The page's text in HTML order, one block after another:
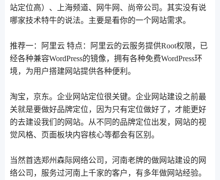
站定位高）、上海频道、网牛网、尚帝公司。其实没有说
哪家技术特牛的说法。主要是看你的一个网站需求。
推荐一：阿里云 特点：阿里云的云服务提供Root权限，已
经各种兼容WordPress的镜像，拥有各种免费WordPress环
境，为用户搭建网站提供各种便利。
淘宝，京东。企业网站定位很关键。企业网站建设之前最
关就是要做好品牌定位，因为只有定位做好了，才能更好
的去建设我们的网站。从不同的品牌定位出发，网站的视
觉风格、页面板块内容核心等都会有区别。
当然首选郑州森际网络公司，河南老牌的做网站建设的网
络公司，服务过河南上千家的客户，有多年做网站经验。